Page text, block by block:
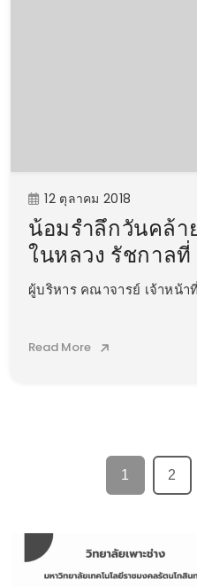
12 ตุลาคม 2018
น้อมรำลึกวันคล้า
ในหลวง รัชกาลที่
ผู้บริหาร คณาจารย์ เจ้าหน้
Read More
1 2